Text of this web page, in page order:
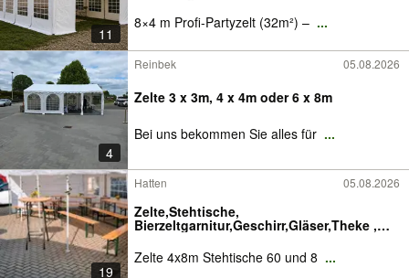
11
8×4 m Profi-Partyzelt (32m²) – ...
4
Reinbek 05.08.2026
Zelte 3 x 3m, 4 x 4m oder 6 x 8m
Bei uns bekommen Sie alles für ...
19
Hatten 05.08.2026
Zelte,Stehtische,
Bierzeltgarnitur,Geschirr,Gläser,Theke ,
Zelte 4x8m Stehtische 60 und 8 ...